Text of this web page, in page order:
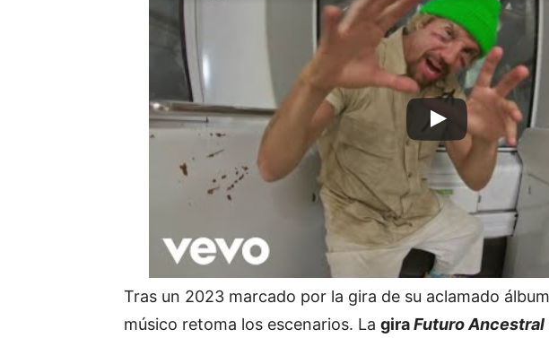
Tras un 2023 marcado por la gira de su aclamado álbum
músico retoma los escenarios. La giraFuturo Ancestral